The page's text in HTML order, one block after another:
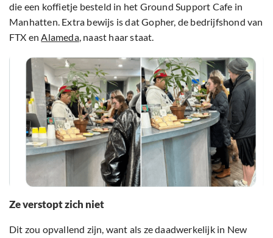
die een koffietje besteld in het Ground Support Cafe in
Manhatten. Extra bewijs is dat Gopher, de bedrijfshond van
FTX enAlameda, naast haar staat.
Ze verstopt zich niet
Dit zou opvallend zijn, want als ze daadwerkelijk in New